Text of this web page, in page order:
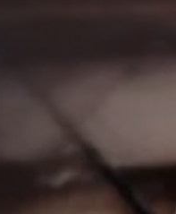
partnere,
til at håndtere
erhverv.